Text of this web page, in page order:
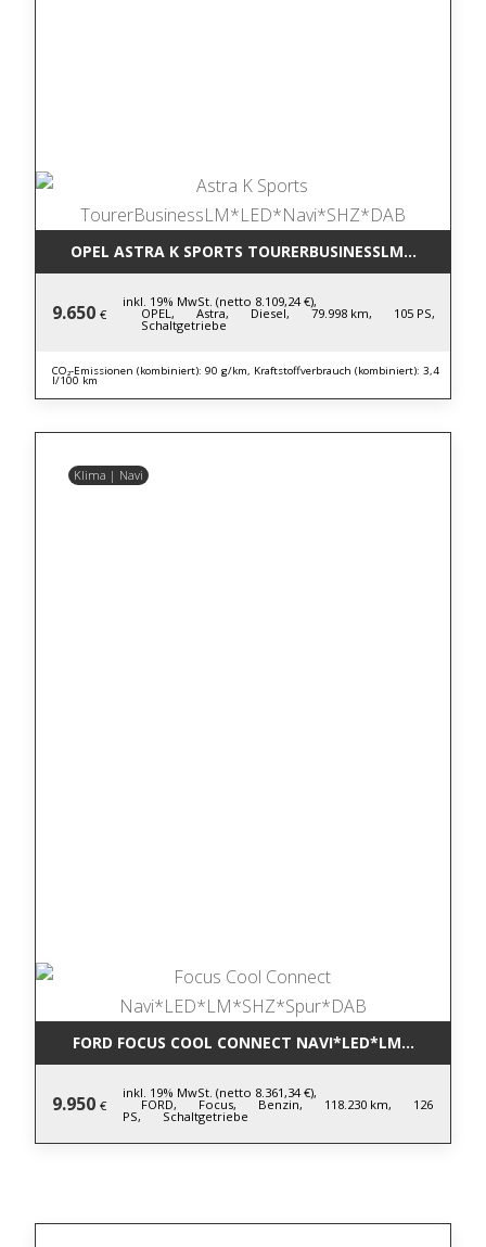
OPEL ASTRA K SPORTS
9.650 €
inkl. 19% MwSt. (netto 8.109,24 €),
OPEL, Astra, Diesel, 79.998 km, 105 PS,
Schaltgetriebe
CO₂-Emissionen (kombiniert): 90 g/km, Kraftstoffverbrauch (kombiniert): 3,4
l/100 km
Klima | Navi
FORD FOCUS COOL CONNECT
9.950 €
inkl. 19% MwSt. (netto 8.361,34 €),
FORD, Focus, Benzin, 118.230 km, 126
PS, Schaltgetriebe